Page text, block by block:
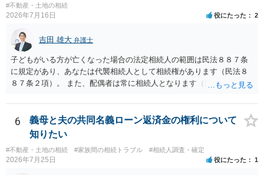
と拒否することはできます。理由を説明する必要はありません。
#不動産・土地の相続
2026年7月16日 役にたった 2
吉田 雄大 弁護士
子どもがいる方が亡くなった場合の法定相続人の範囲は民法８８７条
に規定があり、あなたは代襲相続人として相続権があります（民法８
８７条２項）。 また、配偶者は常に相続人となります（民法８９０
も相続権があります。つまり、孫５人に加えて「おじ又はおば」にも
相続権がある可能性があります。
6
義母と夫の共同名義ローン返済金の権利について
知りたい
#不動産・土地の相続 #家族間の相続トラブル #相続人調査・確定
2026年7月25日 役にたった 1